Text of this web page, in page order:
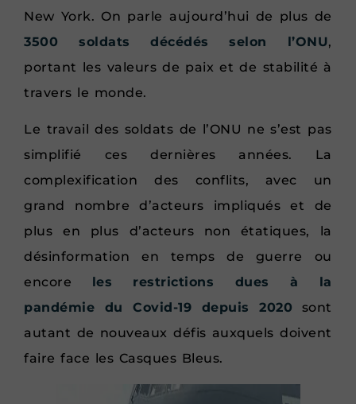
New York. On parle aujourd’hui de plus de
3500 soldats décédés selon l’ONU,
portant les valeurs de paix et de stabilité à
travers le monde.
Le travail des soldats de l’ONU ne s’est pas
simplifié ces dernières années. La
complexification des conflits, avec un
grand nombre d’acteurs impliqués et de
plus en plus d’acteurs non étatiques, la
désinformation en temps de guerre ou
encore
les restrictions dues à la
pandémie du Covid-19 depuis 2020 sont
autant de nouveaux défis auxquels doivent
faire face les Casques Bleus.